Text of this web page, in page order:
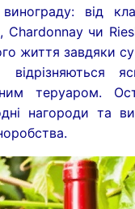
історії
Одещини
Півдня України
Одеса
Одесі: історія та
кухня
Цирк
потрібно зробити
Одеського
басейни
Одеси. Медичні
в Одесі
центри в
Вокзали
в
Одеса.
вина та смаку
туризм
України: Герб,
валюту
Одеси
Одеси
про
від
Chardonnay чи
життя завдяки
теруаром.
нагороди та